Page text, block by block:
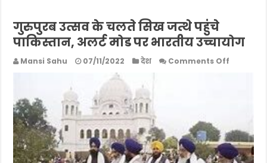
गुरुपुरब उत्सव के चलते सिख जत्थे पहुंचे
पाकिस्तान, अलर्ट मोड पर भारतीय उच्चायोग
Mansi Sahu 07/11/2022 देश Comments Off
पहुंचे
पाकिस्तान,
अलर्ट